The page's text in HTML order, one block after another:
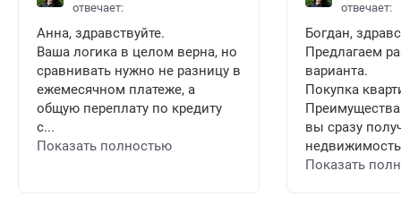
отвечает:
Анна, здравствуйте.
Ваша логика в целом верна, но
сравнивать нужно не разницу в
ежемесячном платеже, а
общую переплату по кредиту
с...
Показать полностью
отвечает:
Богдан,
Предлагаем
варианта.
Покупка
Преимущества
вы сразу
Показать